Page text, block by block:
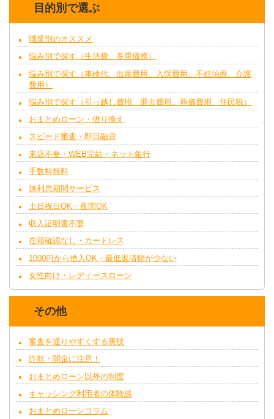
目的別で選ぶ
職業別のオススメ
悩み別で探す（生活費、多重債務）
悩み別で探す（車検代、出産費用、入院費用、不妊治療、介護
費用）
悩み別で探す（引っ越し費用、退去費用、葬儀費用、住民税）
おまとめローン・借り換え
スピード審査・即日融資
来店不要・WEB完結・ネット銀行
手数料無料
無利息期間サービス
土日祝日OK・夜間OK
収入証明書不要
在籍確認なし・カードレス
1000円から借入OK・最低返済額が少ない
女性向け・レディースローン
その他
審査を通りやすくする裏技
詐欺・闇金に注意！
おまとめローン以外の制度
キャッシング利用者の体験談
おまとめローンコラム